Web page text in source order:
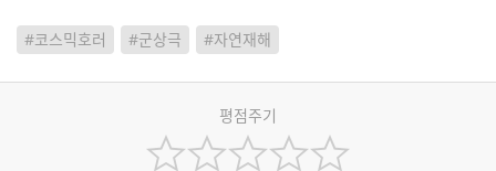
#코스믹호러 #군상극 #자연재해
평점주기